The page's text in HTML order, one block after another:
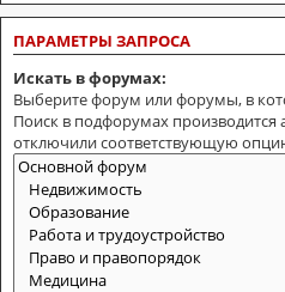
ПАРАМЕТРЫ ЗАПРОСА
Искать в форумах:
Выберите форум или форумы, в
Поиск в подфорумах производится
отключили соответствующую